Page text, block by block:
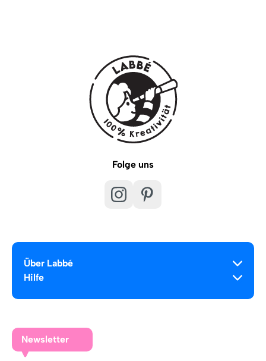
Folge uns
Über Labbé
Hilfe
Newsletter